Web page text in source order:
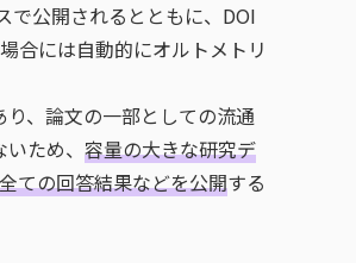
で公開されるとともに、DOI
合には自動的にオルトメトリ
、論文の一部としての流通
ため、 容量の大きな研究デ
ての回答結果などを公開する